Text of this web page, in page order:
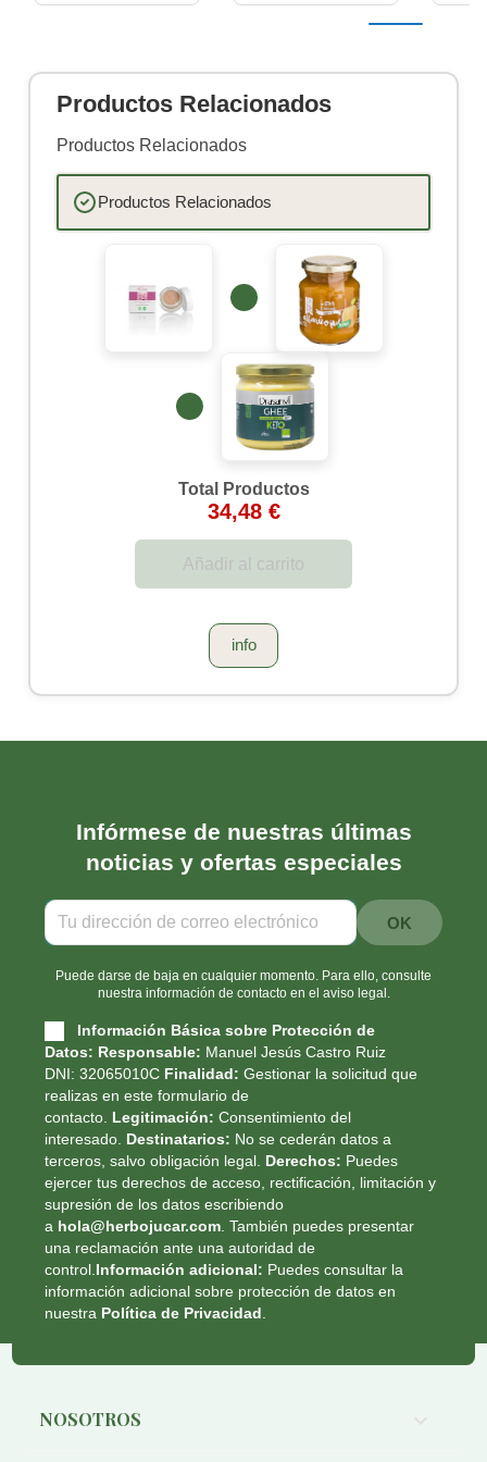
Productos Relacionados
Productos Relacionados
Productos Relacionados
Total Productos
34,48 €
Añadir al carrito
info
Infórmese de nuestras últimas
noticias y ofertas especiales
Puede darse de baja en cualquier momento. Para ello, consulte
nuestra información de contacto en el aviso legal.
Información Básica sobre Protección de
Datos: Responsable: Manuel Jesús Castro Ruiz
DNI: 32065010C Finalidad: Gestionar la solicitud que
realizas en este formulario de
contacto. Legitimación: Consentimiento del
interesado. Destinatarios: No se cederán datos a
terceros, salvo obligación legal. Derechos: Puedes
ejercer tus derechos de acceso, rectificación, limitación y
supresión de los datos escribiendo
a hola@herbojucar.com. También puedes presentar
una reclamación ante una autoridad de
control.Información adicional: Puedes consultar la
información adicional sobre protección de datos en
nuestra Política de Privacidad.
NOSOTROS